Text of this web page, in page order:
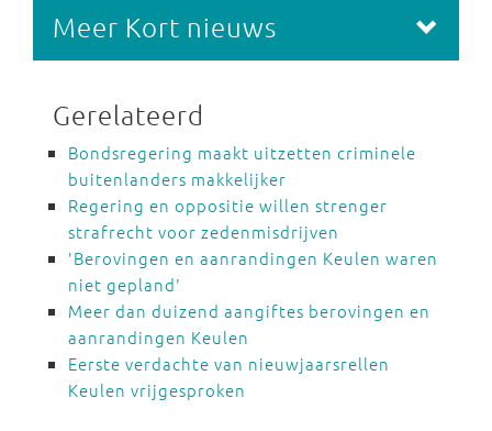
Meer Kort nieuws
Gerelateerd
Bondsregering maakt uitzetten criminele
buitenlanders makkelijker
Regering en oppositie willen strenger
strafrecht voor zedenmisdrijven
'Berovingen en aanrandingen Keulen waren
niet gepland'
Meer dan duizend aangiftes berovingen en
aanrandingen Keulen
Eerste verdachte van nieuwjaarsrellen
Keulen vrijgesproken